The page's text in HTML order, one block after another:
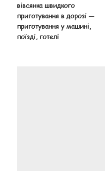
вівсянка швидкого
приготування в дорозі —
приготування у машині,
поїзді, готелі